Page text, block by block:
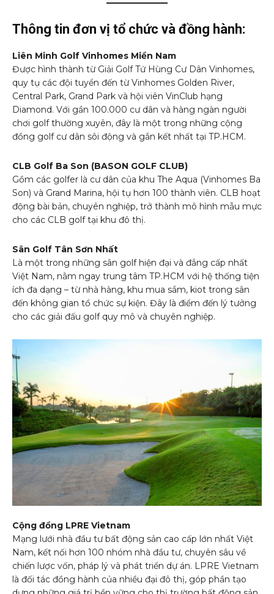
Thông tin đơn vị tổ chức và đồng hành:
Liên Minh Golf Vinhomes Miền Nam
Được hình thành từ Giải Golf Tứ Hùng Cư Dân Vinhomes,
quy tụ các đội tuyển đến từ Vinhomes Golden River,
Central Park, Grand Park và hội viên VinClub hạng
Diamond. Với gần 100.000 cư dân và hàng ngàn người
chơi golf thường xuyên, đây là một trong những cộng
đồng golf cư dân sôi động và gắn kết nhất tại TP.HCM.
CLB Golf Ba Son (BASON GOLF CLUB)
Gồm các golfer là cư dân của khu The Aqua (Vinhomes Ba
Son) và Grand Marina, hội tụ hơn 100 thành viên. CLB hoạt
động bài bản, chuyên nghiệp, trở thành mô hình mẫu mực
cho các CLB golf tại khu đô thị.
Sân Golf Tân Sơn Nhất
Là một trong những sân golf hiện đại và đẳng cấp nhất
Việt Nam, nằm ngay trung tâm TP.HCM với hệ thống tiện
ích đa dạng – từ nhà hàng, khu mua sắm, kiot trong sân
đến không gian tổ chức sự kiện. Đây là điểm đến lý tưởng
cho các giải đấu golf quy mô và chuyên nghiệp.
Cộng đồng LPRE Vietnam
Mạng lưới nhà đầu tư bất động sản cao cấp lớn nhất Việt
Nam, kết nối hơn 100 nhóm nhà đầu tư, chuyên sâu về
chiến lược vốn, pháp lý và phát triển dự án. LPRE Vietnam
là đối tác đồng hành của nhiều đại đô thị, góp phần tạo